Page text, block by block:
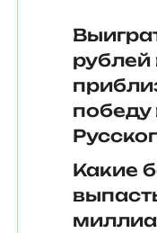
рублей
победу
Какие